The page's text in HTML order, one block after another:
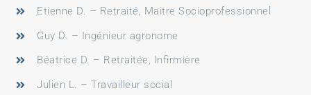
Etienne D. – Retraité, Maitre Socioprofessionnel
Guy D. – Ingénieur agronome
Béatrice D. – Retraitée, Infirmière
Julien L. – Travailleur social